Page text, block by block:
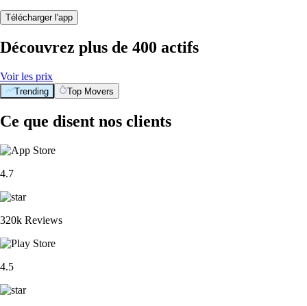
Télécharger l'app
Découvrez plus de 400 actifs
Voir les prix
Trending Top Movers
BTC 55,773.14